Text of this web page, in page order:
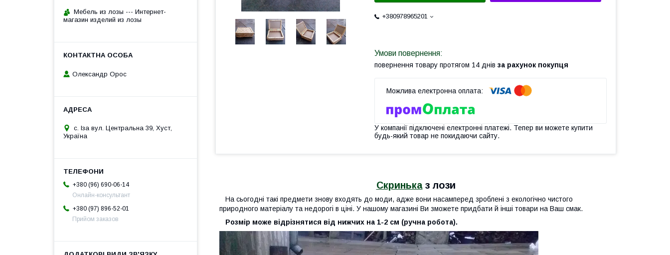
+380978965201
повернення товару протягом 14 днів за рахунок покупця
У компанії підключені електронні платежі. Тепер ви можете купити
будь-який товар не покидаючи сайту.
Скриньказ лози
На сьогодні такі предмети знову входять до моди, адже вони насамперед зроблені з екологічно чистого
природного матеріалу та недорогі в ціні. У нашому магазині Ви зможете придбати й інші товари на Ваш смак.
Розмір може відрізнятися від нижчих на 1-2 см (ручна робота).
Мебель из лозы --- Интернет-
магазин изделий из лозы
Олександр Орос
с. Іза вул. Центральна 39, Хуст,
Україна
+380 (96) 690-06-14
Онлайн-консультант
+380 (97) 896-52-01
Прийом заказов